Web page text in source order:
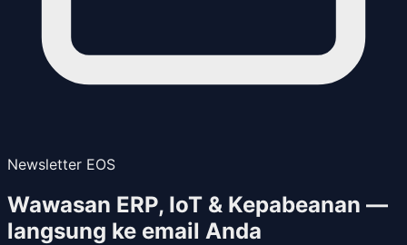
Newsletter EOS
Wawasan ERP, IoT & Kepabeanan —
langsung ke email Anda